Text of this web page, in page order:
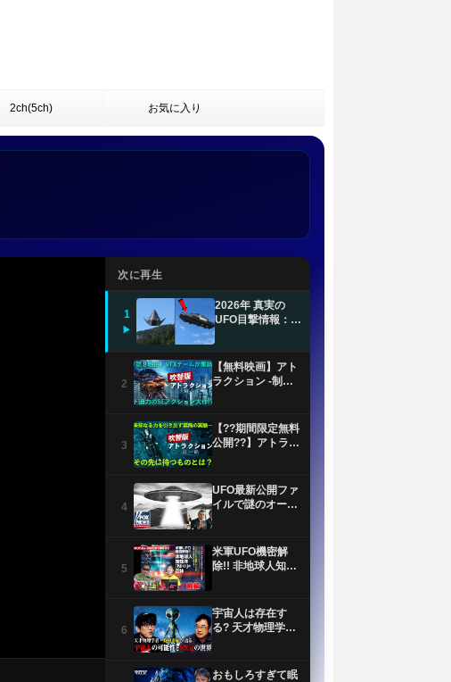
2ch(5ch) お気に入り
次に再生
1
▶
2026年 真実の
UFO目撃情報：一
2
【無料映画】アト
ラクション -制圧-
3
【??期間限定無料
公開??】アトラク
4
UFO最新公開ファ
イルで謎のオーブ
5
米軍UFO機密解
除!! 非地球人知性
ー チューブ）
2026年7月号
6
宇宙人は存在す
る? 天才物理学
で解説！
おもしろすぎて眠